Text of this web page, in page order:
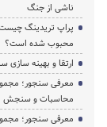
ناشی از جنگ
پراپ تریدینگ چیست
محبوب شده است؟
ارتقا و بهینه سازی
معرفی سنجور؛
محاسبات و سنجش
معرفی سنجور؛